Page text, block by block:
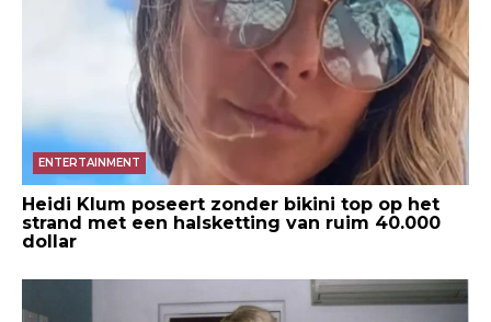
ENTERTAINMENT
Heidi Klum poseert zonder bikini top op het
strand met een halsketting van ruim 40.000
dollar